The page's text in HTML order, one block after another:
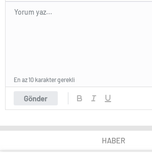
Gönder
En az 10 karakter gerekli
HABER